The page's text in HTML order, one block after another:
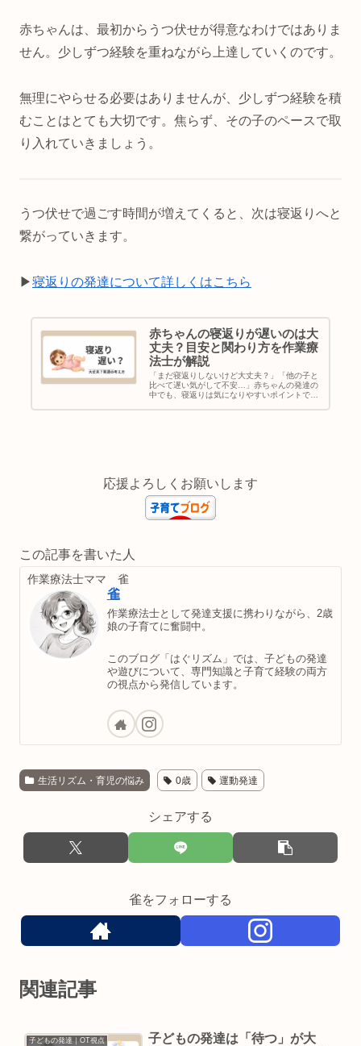
赤ちゃんは、最初からうつ伏せが得意なわけではありま
せん。少しずつ経験を重ねながら上達していくのです。
無理にやらせる必要はありませんが、少しずつ経験を積
むことはとても大切です。焦らず、その子のペースで取
り入れていきましょう。
うつ伏せで過ごす時間が増えてくると、次は寝返りへと
繋がっていきます。
▶︎寝返りの発達について詳しくはこちら
赤ちゃんの寝返りが遅いのは大
丈夫？目安と関わり方を作業療
法士が解説
「まだ寝返りしないけど大丈夫？」「他の子と
比べて遅い気がして不安…」赤ちゃんの発達の
中でも、寝返りは気になりやすいポイントです
応援よろしくお願いします
この記事を書いた人
作業療法士ママ 雀
雀
作業療法士として発達支援に携わりながら、2歳
娘の子育てに奮闘中。
このブログ「はぐリズム」では、子どもの発達
や遊びについて、専門知識と子育て経験の両方
の視点から発信しています。
生活リズム・育児の悩み 0歳 運動発達
シェアする
雀をフォローする
関連記事
子どもの発達｜OT視点
子どもの発達は「待つ」が大